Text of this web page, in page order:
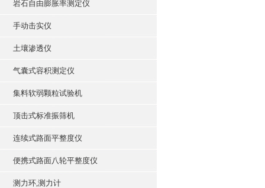
岩石自由膨胀率测定仪
手动击实仪
土壤渗透仪
气囊式容积测定仪
集料软弱颗粒试验机
顶击式标准振筛机
连续式路面平整度仪
便携式路面八轮平整度仪
测力环,测力计